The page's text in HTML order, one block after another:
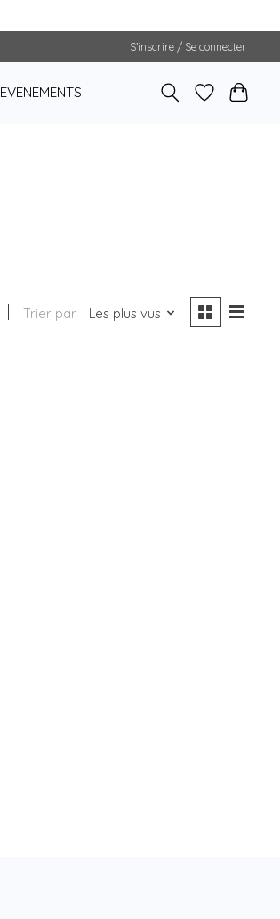
S’inscrire / Se connecter
EVENEMENTS
Trier par Les plus vus